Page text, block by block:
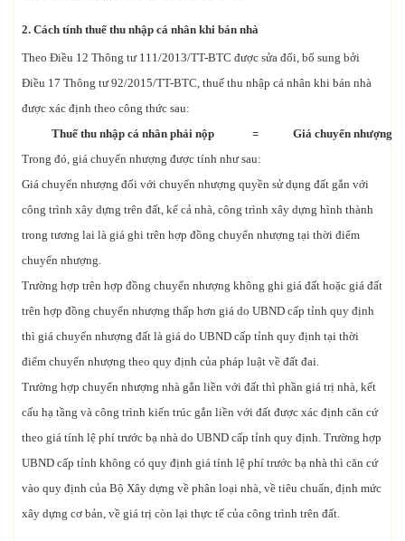
2. Cách tính thuế thu nhập cá nhân khi bán nhà
Theo Điều 12 Thông tư 111/2013/TT-BTC được sửa đổi, bổ sung bởi
Điều 17 Thông tư 92/2015/TT-BTC, thuế thu nhập cá nhân khi bán nhà
được xác định theo công thức sau:
Thuế thu nhập cá nhân phải nộp
=
Giá chuyển nhượng
Trong đó, giá chuyển nhượng được tính như sau:
Giá chuyển nhượng đối với chuyển nhượng quyền sử dụng đất gắn với
công trình xây dựng trên đất, kể cả nhà, công trình xây dựng hình thành
trong tương lai là giá ghi trên hợp đồng chuyển nhượng tại thời điểm
chuyển nhượng.
Trường hợp trên hợp đồng chuyển nhượng không ghi giá đất hoặc giá đất
trên hợp đồng chuyển nhượng thấp hơn giá do UBND cấp tỉnh quy định
thì giá chuyển nhượng đất là giá do UBND cấp tỉnh quy định tại thời
điểm chuyển nhượng theo quy định của pháp luật về đất đai.
Trường hợp chuyển nhượng nhà gắn liền với đất thì phần giá trị nhà, kết
cấu hạ tầng và công trình kiến trúc gắn liền với đất được xác định căn cứ
theo giá tính lệ phí trước bạ nhà do UBND cấp tỉnh quy định. Trường hợp
UBND cấp tỉnh không có quy định giá tính lệ phí trước bạ nhà thì căn cứ
vào quy định của Bộ Xây dựng về phân loại nhà, về tiêu chuẩn, định mức
xây dựng cơ bản, về giá trị còn lại thực tế của công trình trên đất.